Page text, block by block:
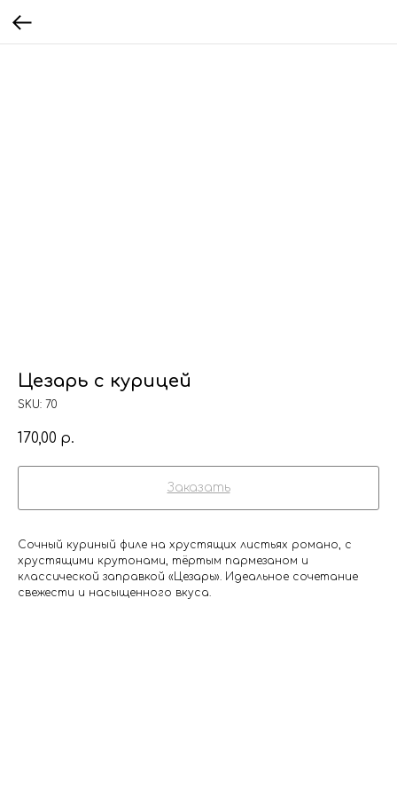
Цезарь с курицей
SKU: 70
170,00 р.
Заказать
Сочный куриный филе на хрустящих листьях романо, с
хрустящими крутонами, тёртым пармезаном и
классической заправкой «Цезарь». Идеальное сочетание
свежести и насыщенного вкуса.